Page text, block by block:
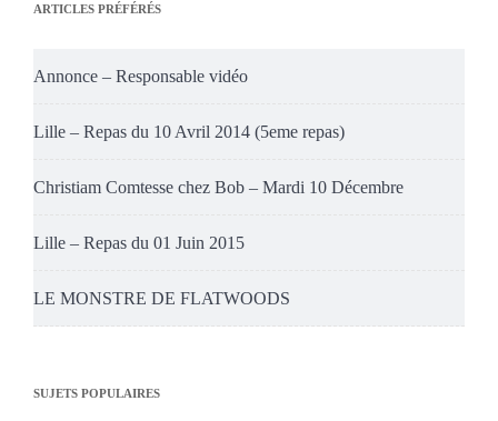
ARTICLES PRÉFÉRÉS
Annonce – Responsable vidéo
Lille – Repas du 10 Avril 2014 (5eme repas)
Christiam Comtesse chez Bob – Mardi 10 Décembre
Lille – Repas du 01 Juin 2015
LE MONSTRE DE FLATWOODS
SUJETS POPULAIRES